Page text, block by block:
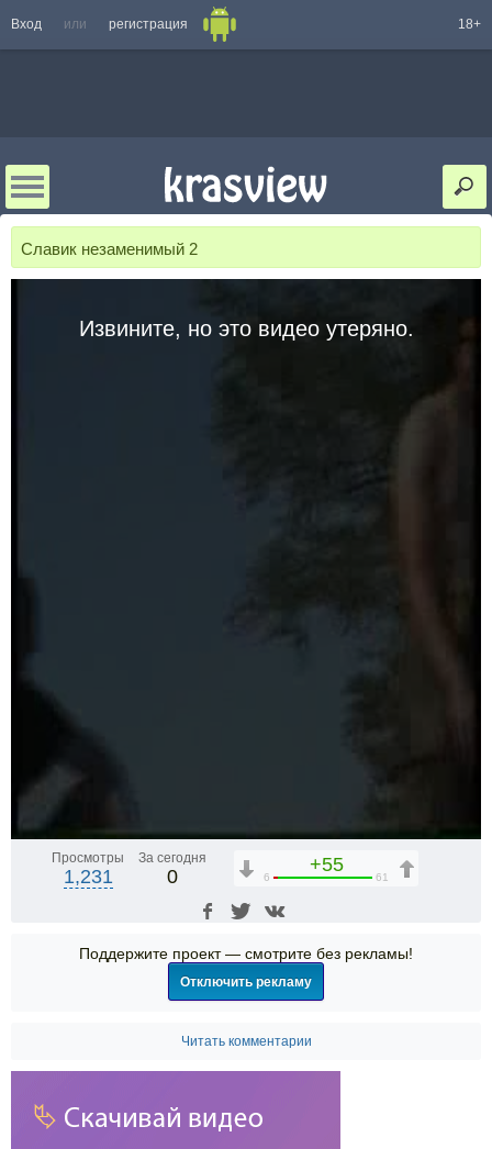
Вход или регистрация 18+
Славик незаменимый 2
Извините, но это видео утеряно.
Просмотры
1,231
За сегодня
0
+55
6 61
Поддержите проект — смотрите без рекламы!
Отключить рекламу
Читать комментарии